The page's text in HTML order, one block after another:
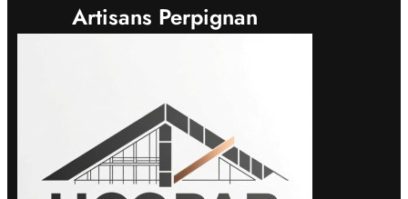
Artisans Perpignan